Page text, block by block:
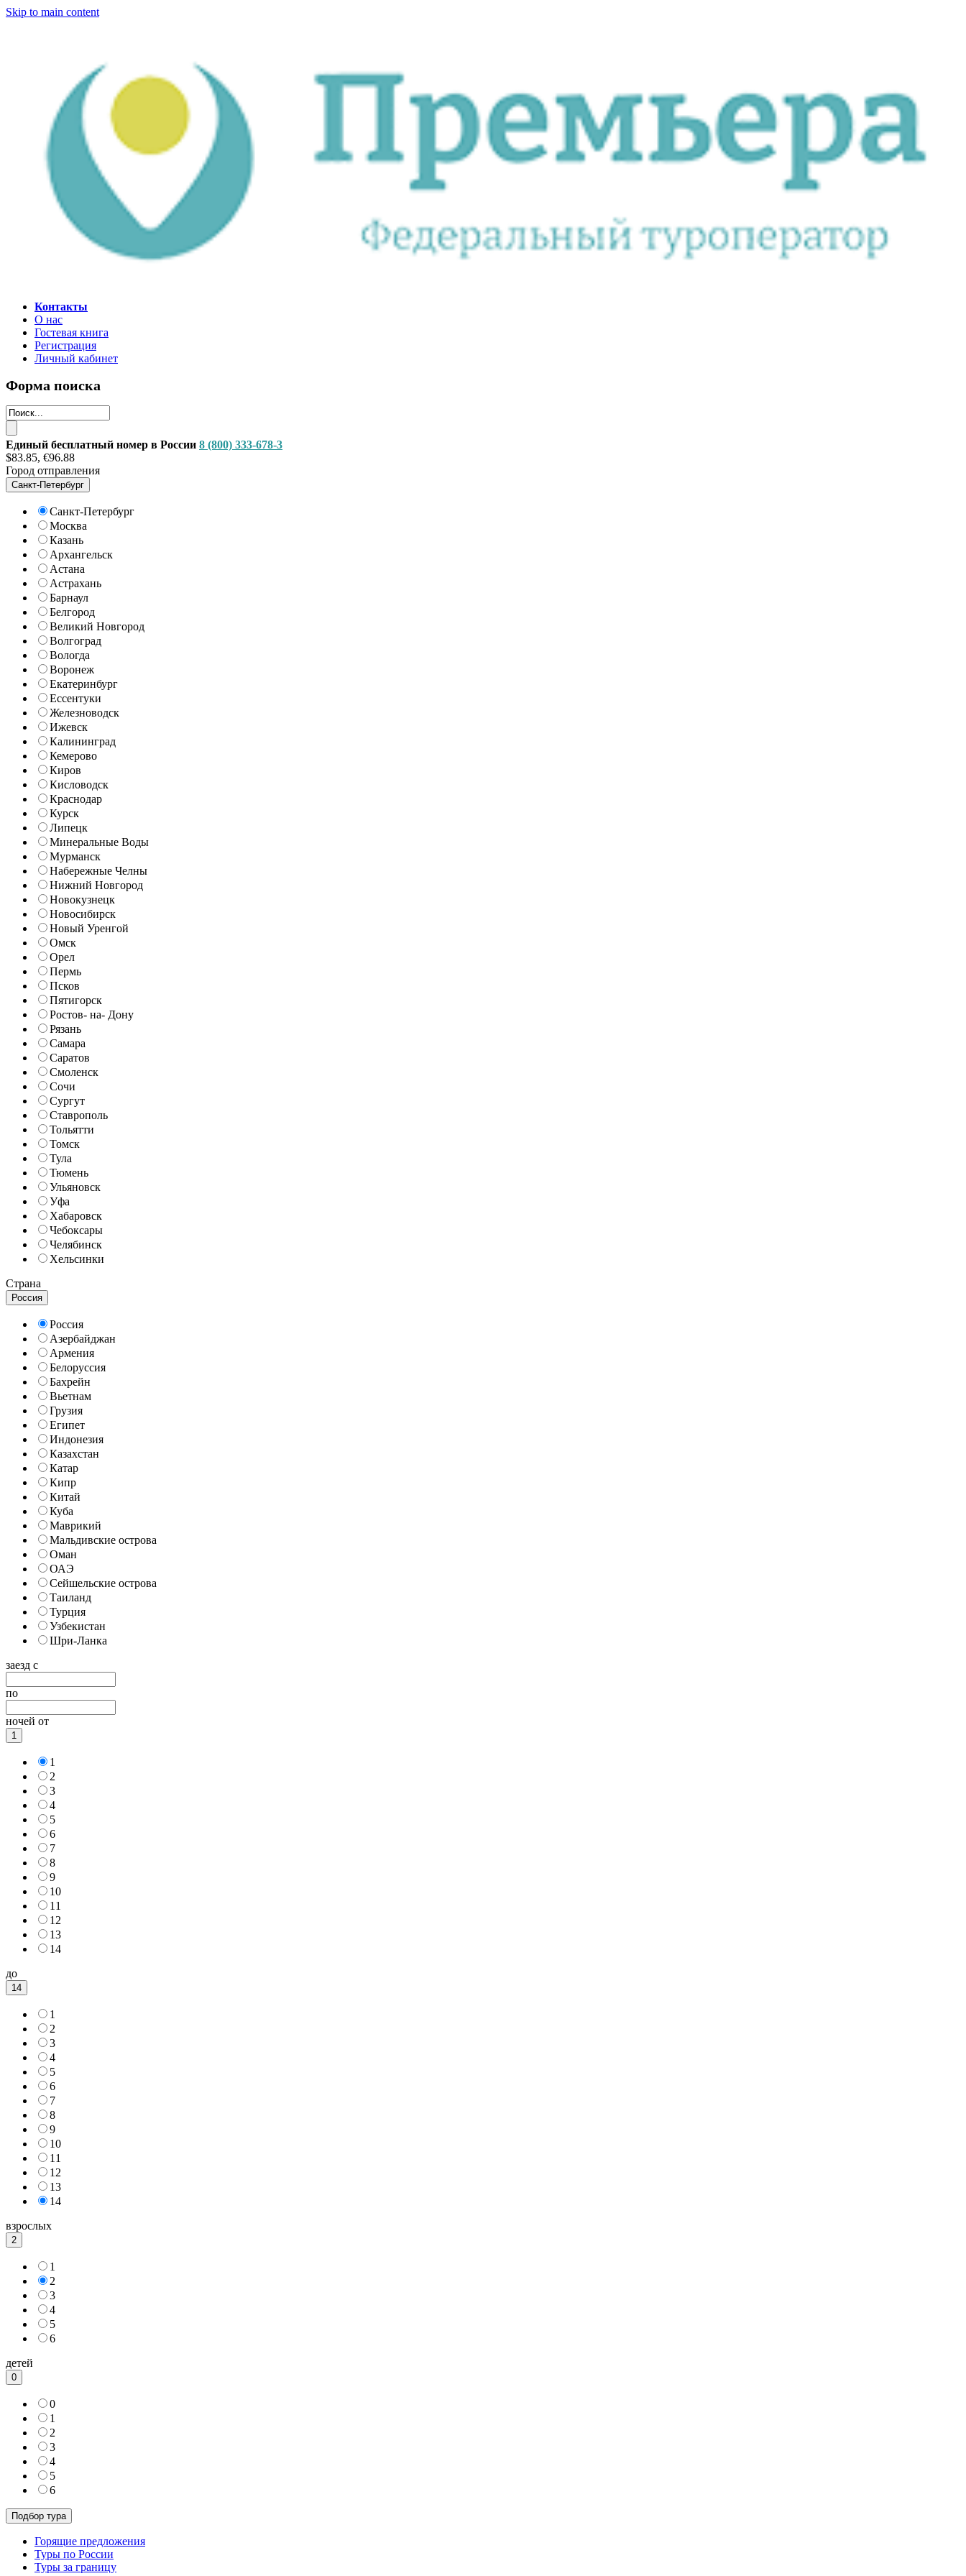
Skip to main content
Контакты
О нас
Гостевая книга
Регистрация
Личный кабинет
Форма поиска
Единый бесплатный номер в России 8 (800) 333-678-3
$83.85, €96.88
Город отправления
Санкт-Петербург
Санкт-Петербург
Москва
Казань
Архангельск
Астана
Астрахань
Барнаул
Белгород
Великий Новгород
Волгоград
Вологда
Воронеж
Екатеринбург
Ессентуки
Железноводск
Ижевск
Калининград
Кемерово
Киров
Кисловодск
Краснодар
Курск
Липецк
Минеральные Воды
Мурманск
Набережные Челны
Нижний Новгород
Новокузнецк
Новосибирск
Новый Уренгой
Омск
Орел
Пермь
Псков
Пятигорск
Ростов- на- Дону
Рязань
Самара
Саратов
Смоленск
Сочи
Сургут
Ставрополь
Тольятти
Томск
Тула
Тюмень
Ульяновск
Уфа
Хабаровск
Чебоксары
Челябинск
Хельсинки
Страна
Россия
Россия
Азербайджан
Армения
Белоруссия
Бахрейн
Вьетнам
Грузия
Египет
Индонезия
Казахстан
Катар
Кипр
Китай
Куба
Маврикий
Мальдивские острова
Оман
ОАЭ
Сейшельские острова
Таиланд
Турция
Узбекистан
Шри-Ланка
заезд с
по
ночей от
1
1
2
3
4
5
6
7
8
9
10
11
12
13
14
до
14
1
2
3
4
5
6
7
8
9
10
11
12
13
14
взрослых
2
1
2
3
4
5
6
детей
0
0
1
2
3
4
5
6
Горящие предложения
Туры по России
Туры за границу